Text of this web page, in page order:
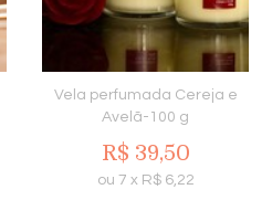
Vela perfumada Cereja e
Avelã-100 g
R$ 39,50
ou 7 x R$ 6,22